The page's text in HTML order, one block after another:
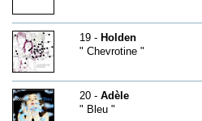
19 - Holden
" Chevrotine "
20 - Adèle
" Bleu "